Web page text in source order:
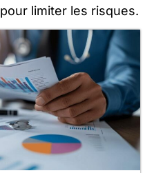
limiter les risques.